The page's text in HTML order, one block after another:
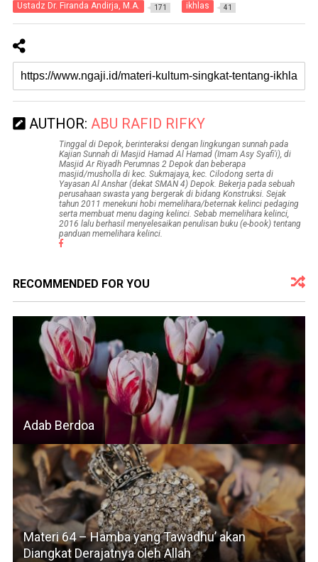
Ustadz Dr. Firanda Andirja, M.A. 171 ikhlas 41
AUTHOR: ABU RAFID RIFKY
Tinggal di Depok, berinteraksi dengan lingkungan sunnah pada
Kajian Sunnah di Masjid Hamad Al Hamad (Imam Asy Syafi'i), di
Masjid Ar Riyadh Perumnas 2 Depok dan beberapa
masjid/musholla di kec. Sukmajaya, kec. Cilodong serta di
Yayasan Al Anshar (dekat SMAN 4) Depok. Bekerja pada sebuah
perusahaan swasta yang bergerak di bidang Konstruksi. Sejak
tahun 2011 menekuni hobi memelihara/beternak kelinci pedaging
serta membuat menu daging kelinci. Sebab memelihara kelinci,
2016 lalu berhasil menyelesaikan penulisan buku (e-book) tentang
panduan memelihara kelinci.
RECOMMENDED FOR YOU
Adab Berdoa
Materi 64 – Hamba yang Tawadhu’ akan
Diangkat Derajatnya oleh Allah